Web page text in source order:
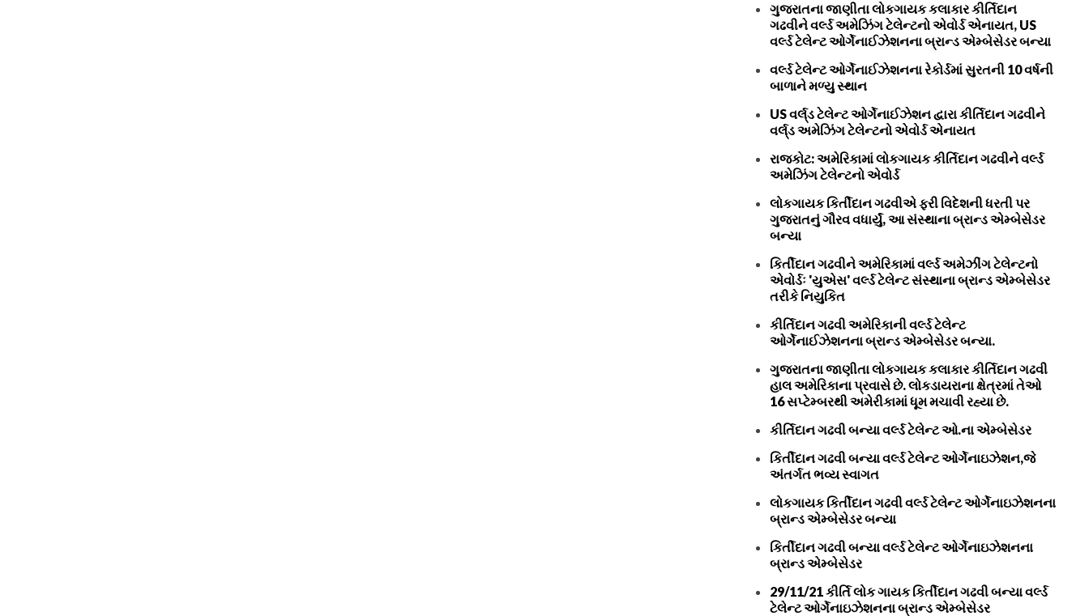
ગુજરાતના જાણીતા લોકગાયક કલાકાર કીર્તિદાન
ગઢવીને વર્લ્ડ અમેઝિંગ ટેલેન્ટનો એવોર્ડ એનાયત, US
વર્લ્ડ ટેલેન્ટ ઓર્ગેનાઈઝેશનના બ્રાન્ડ એમ્બેસેડર બન્યા
વર્લ્ડ ટેલેન્ટ ઓર્ગેનાઈઝેશનના રેકોર્ડમાં સુરતની 10 વર્ષની
બાળાને મળ્યુ સ્થાન
US વર્લ્‌ડ ટેલેન્ટ ઓર્ગેનાઈઝેશન દ્વારા કીર્તિદાન ગઢવીને
વર્લ્‌ડ અમેઝિંગ ટેલેન્ટનો એવોર્ડ એનાયત
રાજકોટ: અમેરિકામાં લોકગાયક કીર્તિદાન ગઢવીને વર્લ્ડ
અમેઝિંગ ટેલેન્ટનો એવોર્ડ
લોકગાયક કિર્તીદાન ગઢવીએ ફરી વિદેશની ધરતી પર
ગુજરાતનું ગૌરવ વધાર્યું, આ સંસ્થાના બ્રાન્ડ એમ્બેસેડર
બન્યા
કિર્તીદાન ગઢવીને અમેરિકામાં વર્લ્ડ અમેઝીંગ ટેલેન્ટનો
એવોર્ડઃ 'યુએસ' વર્લ્ડ ટેલેન્ટ સંસ્થાના બ્રાન્ડ એમ્બેસેડર
તરીકે નિયુકિત
કીર્તિદાન ગઢવી અમેરિકાની વર્લ્ડ ટેલેન્ટ
ઓર્ગેનાઈઝેશનના બ્રાન્ડ એમ્બેસેડર બન્યા.
ગુજરાતના જાણીતા લોકગાયક કલાકાર કીર્તિદાન ગઢવી
હાલ અમેરિકાના પ્રવાસે છે. લોકડાયરાના ક્ષેત્રમાં તેઓ
16 સપ્ટેમ્બરથી અમેરીકામાં ધૂમ મચાવી રહ્યા છે.
કીર્તિદાન ગઢવી બન્યા વર્લ્ડ ટેલેન્ટ ઓ.ના એમ્બેસેડર
કિર્તીદાન ગઢવી બન્યા વર્લ્ડ ટેલેન્ટ ઓર્ગેનાઇઝેશન,જે
અંતર્ગત ભવ્ય સ્વાગત
લોકગાયક કિર્તીદાન ગઢવી વર્લ્ડ ટેલેન્ટ ઓર્ગેનાઇઝેશનના
બ્રાન્ડ એમ્બેસેડર બન્યા
કિર્તીદાન ગઢવી બન્યા વર્લ્ડ ટેલેન્ટ ઓર્ગેનાઇઝેશનના
બ્રાન્ડ એમ્બેસેડર
29/11/21 કીર્તિ લોક ગાયક કિર્તીદાન ગઢવી બન્યા વર્લ્ડ
ટેલેન્ટ ઓર્ગેનાઇઝેશનના બ્રાન્ડ એમ્બેસેડર